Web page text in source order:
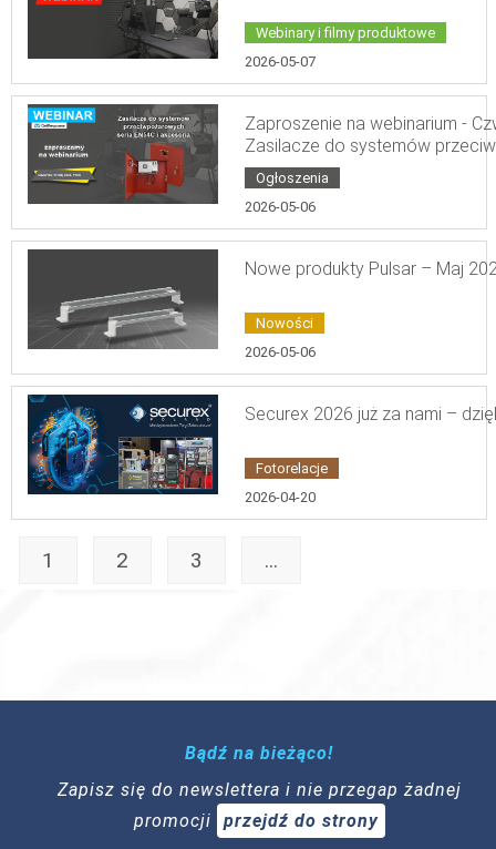
Webinary i filmy produktowe
2026-05-07
Zaproszenie na webinarium -
Zasilacze do systemów
Ogłoszenia
2026-05-06
Nowe produkty Pulsar – Maj
Nowości
2026-05-06
Securex 2026 już za nami –
Fotorelacje
2026-04-20
1 2 3 ...
Bądź na bieżąco!
Zapisz się do newslettera i nie przegap żadnej
promocji
przejdź do strony